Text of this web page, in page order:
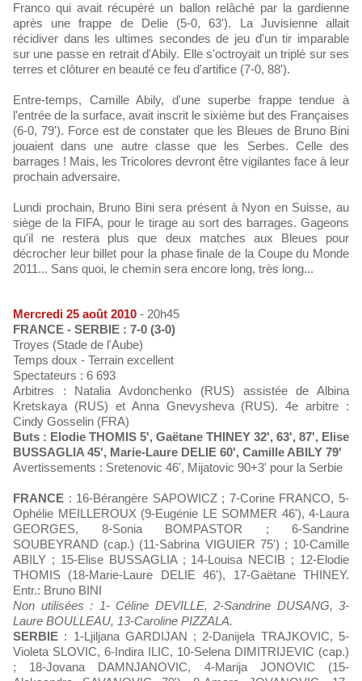
Franco qui avait récupéré un ballon relâché par la gardienne
après une frappe de Delie (5-0, 63'). La Juvisienne allait
récidiver dans les ultimes secondes de jeu d'un tir imparable
sur une passe en retrait d'Abily. Elle s'octroyait un triplé sur ses
terres et clôturer en beauté ce feu d'artifice (7-0, 88').
Entre-temps, Camille Abily, d'une superbe frappe tendue à
l'entrée de la surface, avait inscrit le sixième but des Françaises
(6-0, 79'). Force est de constater que les Bleues de Bruno Bini
jouaient dans une autre classe que les Serbes. Celle des
barrages ! Mais, les Tricolores devront être vigilantes face à leur
prochain adversaire.
Lundi prochain, Bruno Bini sera présent à Nyon en Suisse, au
siège de la FIFA, pour le tirage au sort des barrages. Gageons
qu'il ne restera plus que deux matches aux Bleues pour
décrocher leur billet pour la phase finale de la Coupe du Monde
2011... Sans quoi, le chemin sera encore long, très long...
Mercredi 25 août 2010 - 20h45
FRANCE - SERBIE : 7-0 (3-0)
Troyes (Stade de l'Aube)
Temps doux - Terrain excellent
Spectateurs : 6 693
Arbitres : Natalia Avdonchenko (RUS) assistée de Albina
Kretskaya (RUS) et Anna Gnevysheva (RUS). 4e arbitre :
Cindy Gosselin (FRA)
Buts : Elodie THOMIS 5', Gaëtane THINEY 32', 63', 87', Elise
BUSSAGLIA 45', Marie-Laure DELIE 60', Camille ABILY 79'
Avertissements : Sretenovic 46', Mijatovic 90+3' pour la Serbie
FRANCE : 16-Bérangère SAPOWICZ ; 7-Corine FRANCO, 5-
Ophélie MEILLEROUX (9-Eugénie LE SOMMER 46'), 4-Laura
GEORGES, 8-Sonia BOMPASTOR ; 6-Sandrine
SOUBEYRAND (cap.) (11-Sabrina VIGUIER 75') ; 10-Camille
ABILY ; 15-Elise BUSSAGLIA ; 14-Louisa NECIB ; 12-Elodie
THOMIS (18-Marie-Laure DELIE 46'), 17-Gaëtane THINEY.
Entr.: Bruno BINI
Non utilisées : 1- Céline DEVILLE, 2-Sandrine DUSANG, 3-
Laure BOULLEAU, 13-Caroline PIZZALA.
SERBIE : 1-Ljiljana GARDIJAN ; 2-Danijela TRAJKOVIC, 5-
Violeta SLOVIC, 6-Indira ILIC, 10-Selena DIMITRIJEVIC (cap.)
; 18-Jovana DAMNJANOVIC, 4-Marija JONOVIC (15-